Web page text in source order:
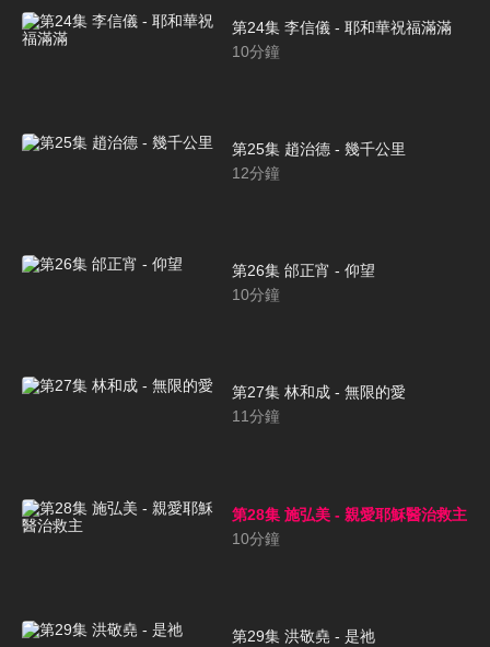
第24集 李信儀 - 耶和華祝福滿滿
10分鐘
第25集 趙治德 - 幾千公里
12分鐘
第26集 邰正宵 - 仰望
10分鐘
第27集 林和成 - 無限的愛
11分鐘
第28集 施弘美 - 親愛耶穌醫治救主
10分鐘
第29集 洪敬堯 - 是祂